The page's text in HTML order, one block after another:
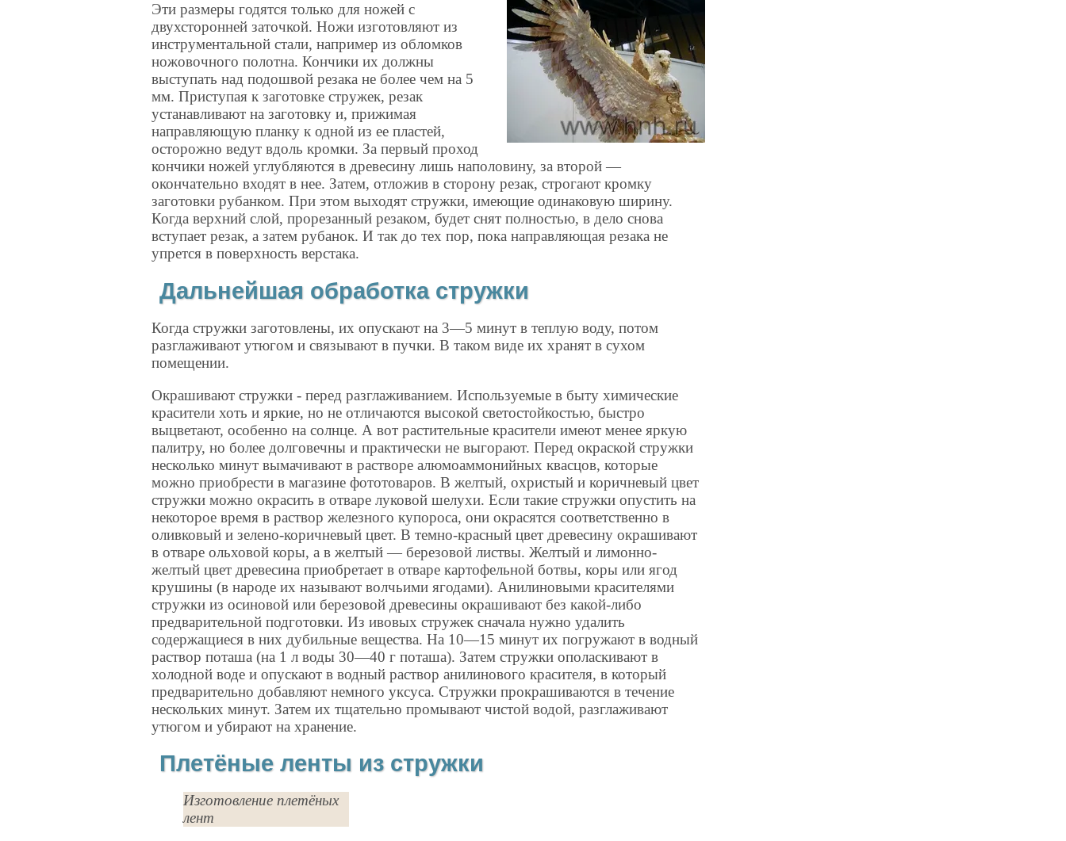
Эти размеры годятся только для ножей с
двухсторонней заточкой. Ножи изготовляют из
инструментальной стали, например из обломков
ножовочного полотна. Кончики их должны
выступать над подошвой резака не более чем на 5
мм. Приступая к заготовке стружек, резак
устанавливают на заготовку и, прижимая
направляющую планку к одной из ее пластей,
осторожно ведут вдоль кромки. За первый проход
кончики ножей углубляются в древесину лишь наполовину, за второй —
окончательно входят в нее. Затем, отложив в сторону резак, строгают кромку
заготовки рубанком. При этом выходят стружки, имеющие одинаковую ширину.
Когда верхний слой, прорезанный резаком, будет снят полностью, в дело снова
вступает резак, а затем рубанок. И так до тех пор, пока направляющая резака не
упрется в поверхность верстака.
Дальнейшая обработка стружки
Когда стружки заготовлены, их опускают на 3—5 минут в теплую воду, потом
разглаживают утюгом и связывают в пучки. В таком виде их хранят в сухом
помещении.
Окрашивают стружки - перед разглаживанием. Используемые в быту химические
красители хоть и яркие, но не отличаются высокой светостойкостью, быстро
выцветают, особенно на солнце. А вот растительные красители имеют менее яркую
палитру, но более долговечны и практически не выгорают. Перед окраской стружки
несколько минут вымачивают в растворе алюмоаммонийных квасцов, которые
можно приобрести в магазине фототоваров. В желтый, охристый и коричневый цвет
стружки можно окрасить в отваре луковой шелухи. Если такие стружки опустить на
некоторое время в раствор железного купороса, они окрасятся соответственно в
оливковый и зелено-коричневый цвет. В темно-красный цвет древесину окрашивают
в отваре ольховой коры, а в желтый — березовой листвы. Желтый и лимонно-
желтый цвет древесина приобретает в отваре картофельной ботвы, коры или ягод
крушины (в народе их называют волчьими ягодами). Анилиновыми красителями
стружки из осиновой или березовой древесины окрашивают без какой-либо
предварительной подготовки. Из ивовых стружек сначала нужно удалить
содержащиеся в них дубильные вещества. На 10—15 минут их погружают в водный
раствор поташа (на 1 л воды 30—40 г поташа). Затем стружки ополаскивают в
холодной воде и опускают в водный раствор анилинового красителя, в который
предварительно добавляют немного уксуса. Стружки прокрашиваются в течение
нескольких минут. Затем их тщательно промывают чистой водой, разглаживают
утюгом и убирают на хранение.
Плетёные ленты из стружки
Изготовление плетёных
лент